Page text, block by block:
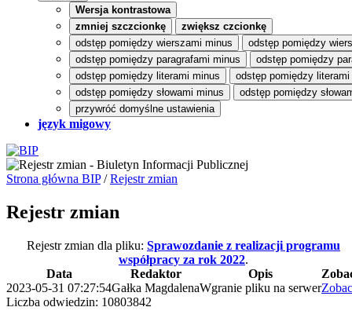
Wersja kontrastowa
zmniej szczcionkę
zwiększ czcionkę
odstęp pomiędzy wierszami minus
odstęp pomiędzy
odstęp pomiędzy paragrafami minus
odstęp pomiędzy
odstęp pomiędzy literami minus
odstęp pomiędzy literami
odstęp pomiędzy słowami minus
odstęp pomiędzy
przywróć domyślne ustawienia
język migowy
Strona główna BIP/Rejestr zmian
Rejestr zmian
Rejestr zmian dla pliku: Sprawozdanie z realizacji programu
współpracy za rok 2022.
Data
Redaktor Opis
2023-05-31 07:27:54Gałka MagdalenaWgranie pliku na serwer
Liczba odwiedzin: 10803842